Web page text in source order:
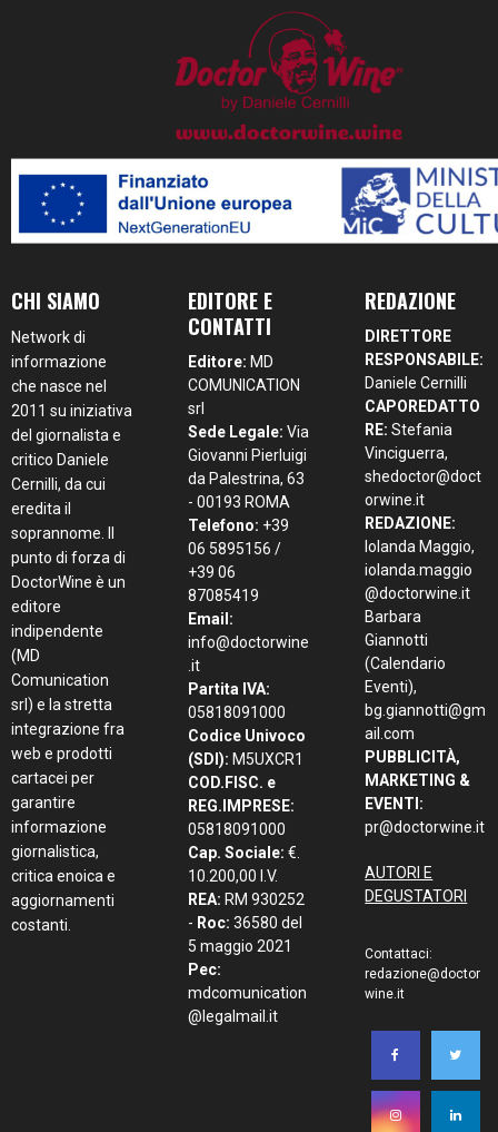
CHI SIAMO
Network di
informazione
che nasce nel
2011 su iniziativa
del giornalista e
critico Daniele
Cernilli, da cui
eredita il
soprannome. Il
punto di forza di
DoctorWine è un
editore
indipendente
(MD
Comunication
srl) e la stretta
integrazione fra
web e prodotti
cartacei per
garantire
informazione
giornalistica,
critica enoica e
aggiornamenti
costanti.
EDITORE E
CONTATTI
Editore: MD
COMUNICATION
srl
Sede Legale: Via
Giovanni Pierluigi
da Palestrina, 63
- 00193 ROMA
Telefono: +39
06 5895156 /
+39 06
87085419
Email:
info@doctorwine
.it
Partita IVA:
05818091000
Codice Univoco
(SDI): M5UXCR1
COD.FISC. e
REG.IMPRESE:
05818091000
Cap. Sociale: €.
10.200,00 I.V.
REA: RM 930252
- Roc: 36580 del
5 maggio 2021
Pec:
mdcomunication
@legalmail.it
REDAZIONE
DIRETTORE
RESPONSABILE:
Daniele Cernilli
CAPOREDATTO
RE: Stefania
Vinciguerra,
shedoctor@doct
orwine.it
REDAZIONE:
Iolanda Maggio,
iolanda.maggio
@doctorwine.it
Barbara
Giannotti
(Calendario
Eventi),
bg.giannotti@gm
ail.com
PUBBLICITÀ,
MARKETING &
EVENTI:
pr@doctorwine.it
AUTORI E
DEGUSTATORI
Contattaci:
redazione@doctor
wine.it